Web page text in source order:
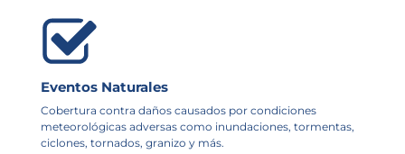
Eventos Naturales
Cobertura contra daños causados por condiciones
meteorológicas adversas como inundaciones, tormentas,
ciclones, tornados, granizo y más.